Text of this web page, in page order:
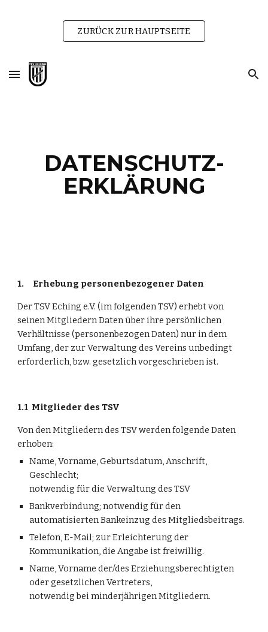
Skip to main content
Skip to navigation
ZURÜCK ZUR HAUPTSEITE
DATENSCHUTZ-
ERKLÄRUNG
1. Erhebung personenbezogener Daten
Der TSV Eching e.V. (im folgenden TSV) erhebt von
seinen Mitgliedern Daten über ihre persönlichen
Verhältnisse (personenbezogen Daten) nur in dem
Umfang, der zur Verwaltung des Vereins unbedingt
erforderlich, bzw. gesetzlich vorgeschrieben ist.
1.1 Mitglieder des TSV
Von den Mitgliedern des TSV werden folgende Daten
erhoben:
Name, Vorname, Geburtsdatum, Anschrift,
Geschlecht;
notwendig für die Verwaltung des TSV
Bankverbindung; notwendig für den
automatisierten Bankeinzug des Mitgliedsbeitrags.
Telefon, E-Mail; zur Erleichterung der
Kommunikation, die Angabe ist freiwillig.
Name, Vorname der/des Erziehungsberechtigten
oder gesetzlichen Vertreters,
notwendig bei minderjährigen Mitgliedern.